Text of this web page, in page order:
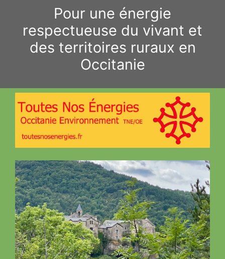
contenu
Pour une énergie
respectueuse du vivant et
des territoires ruraux en
Occitanie